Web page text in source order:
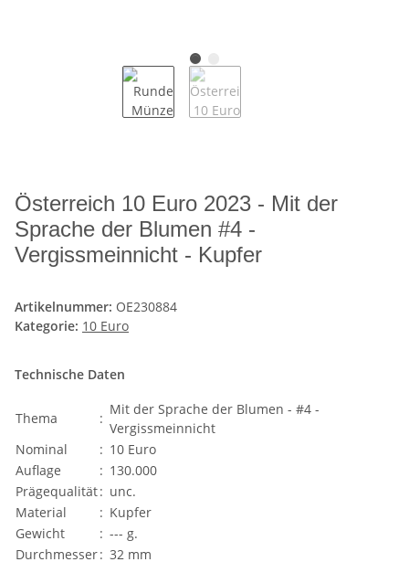
Österreich 10 Euro 2023 - Mit der
Sprache der Blumen #4 -
Vergissmeinnicht - Kupfer
Artikelnummer: OE230884
Kategorie: 10 Euro
Technische Daten
Thema :
Mit der Sprache der Blumen - #4 -
Vergissmeinnicht
Nominal
: 10 Euro
Auflage
: 130.000
Prägequalität: unc.
Material
: Kupfer
Gewicht
: --- g.
Durchmesser: 32 mm